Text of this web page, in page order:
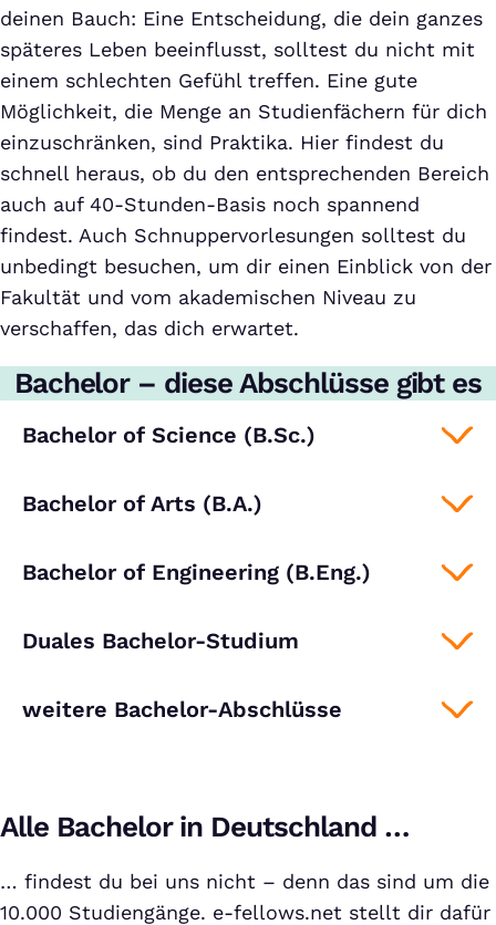
deinen Bauch: Eine Entscheidung, die dein ganzes
späteres Leben beeinflusst, solltest du nicht mit
einem schlechten Gefühl treffen. Eine gute
Möglichkeit, die Menge an Studienfächern für dich
einzuschränken, sind Praktika. Hier findest du
schnell heraus, ob du den entsprechenden Bereich
auch auf 40-Stunden-Basis noch spannend
findest. Auch Schnuppervorlesungen solltest du
unbedingt besuchen, um dir einen Einblick von der
Fakultät und vom akademischen Niveau zu
verschaffen, das dich erwartet.
Bachelor – diese Abschlüsse gibt es
Bachelor of Science (B.Sc.)
Bachelor of Arts (B.A.)
Bachelor of Engineering (B.Eng.)
Duales Bachelor-Studium
weitere Bachelor-Abschlüsse
Alle Bachelor in Deutschland …
… findest du bei uns nicht – denn das sind um die
10.000 Studiengänge. e-fellows.net stellt dir dafür